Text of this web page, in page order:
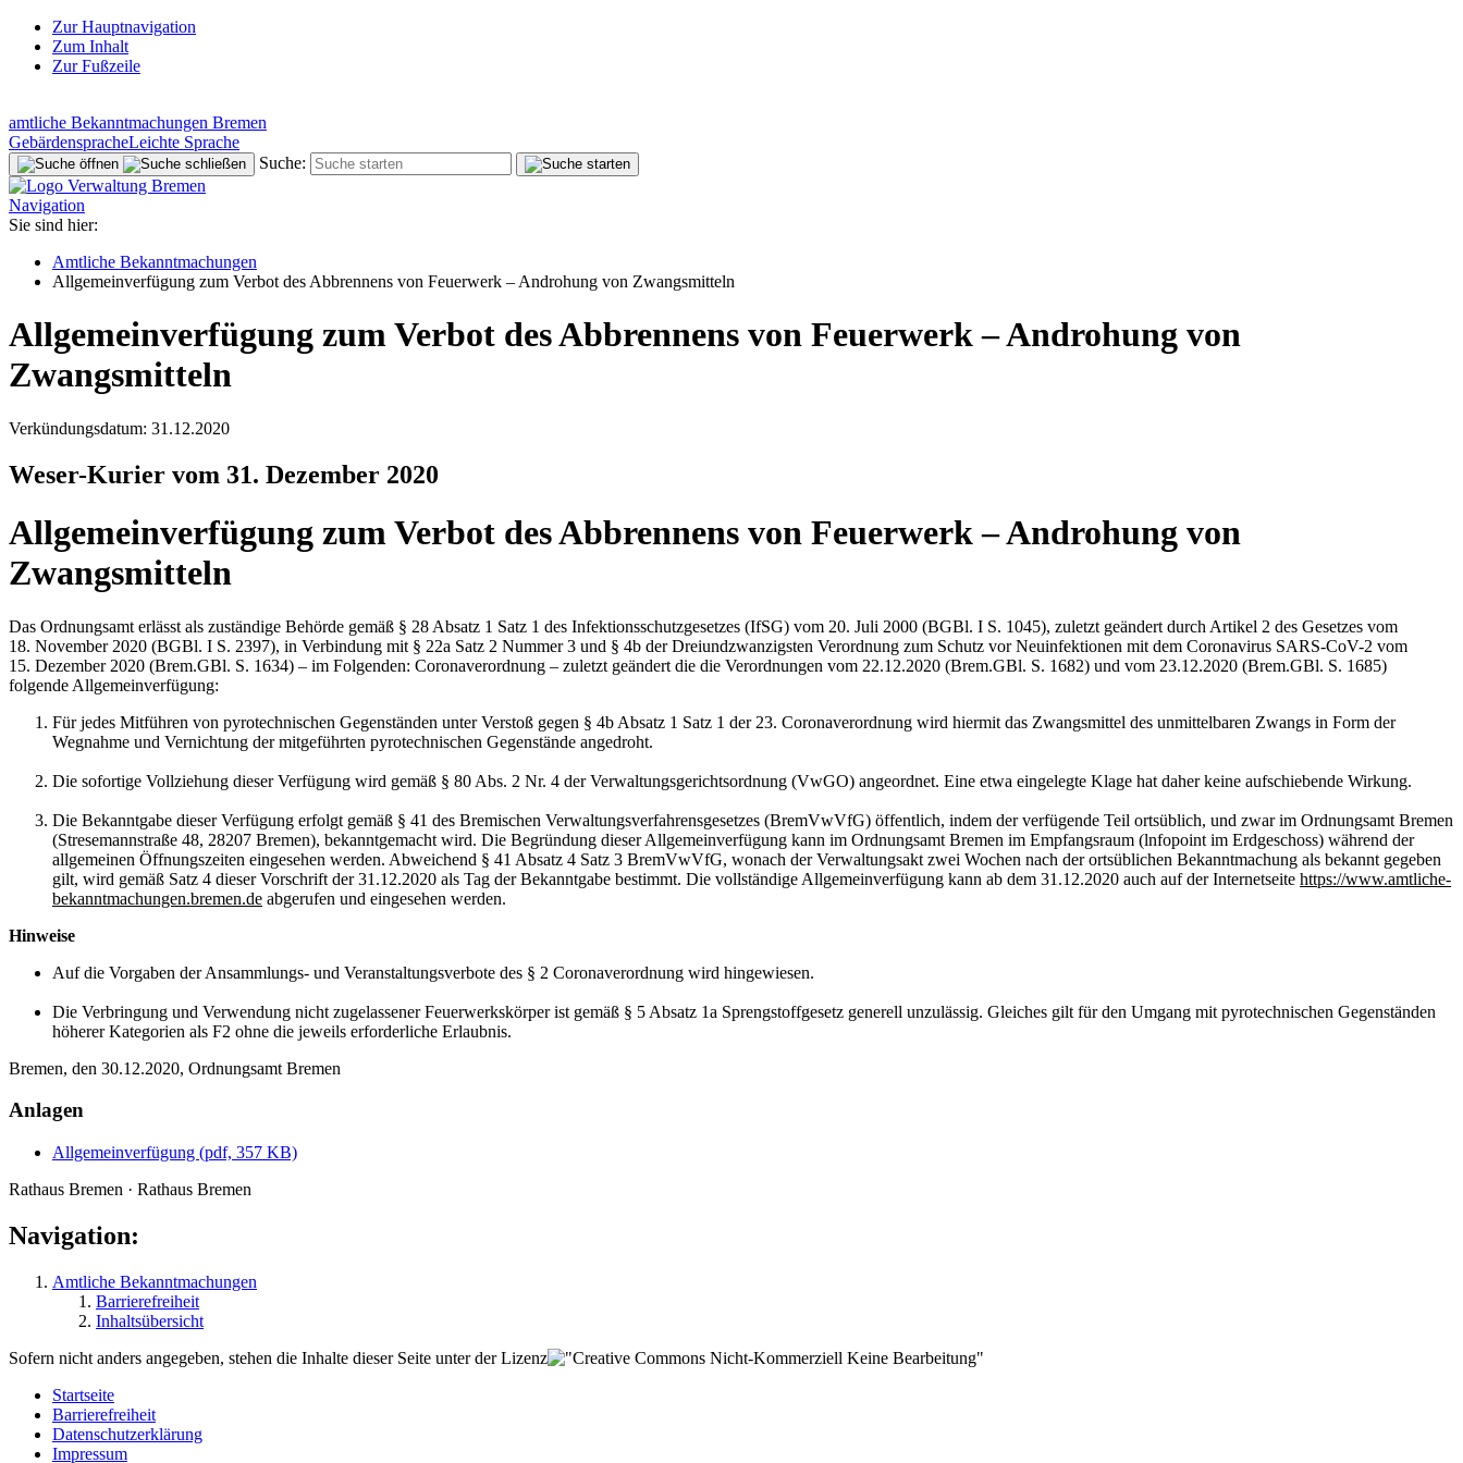
Zur Hauptnavigation
Zum Inhalt
Zur Fußzeile
amtliche Bekanntmachungen Bremen
GebärdenspracheLeichte Sprache
Suche:
Navigation
Sie sind hier:
Amtliche Bekanntmachungen
Allgemeinverfügung zum Verbot des Abbrennens von Feuerwerk – Androhung von Zwangsmitteln
Allgemeinverfügung zum Verbot des Abbrennens von Feuerwerk – Androhung von
Zwangsmitteln
Verkündungsdatum: 31.12.2020
Weser-Kurier vom 31. Dezember 2020
Allgemeinverfügung zum Verbot des Abbrennens von Feuerwerk – Androhung von
Zwangsmitteln
Das Ordnungsamt erlässt als zuständige Behörde gemäß § 28 Absatz 1 Satz 1 des Infektionsschutzgesetzes (IfSG) vom 20. Juli 2000 (BGBl. I S. 1045), zuletzt geändert durch Artikel 2 des Gesetzes vom
18. November 2020 (BGBl. I S. 2397), in Verbindung mit § 22a Satz 2 Nummer 3 und § 4b der Dreiundzwanzigsten Verordnung zum Schutz vor Neuinfektionen mit dem Coronavirus SARS-CoV-2 vom
15. Dezember 2020 (Brem.GBl. S. 1634) – im Folgenden: Coronaverordnung – zuletzt geändert die die Verordnungen vom 22.12.2020 (Brem.GBl. S. 1682) und vom 23.12.2020 (Brem.GBl. S. 1685)
folgende Allgemeinverfügung:
Für jedes Mitführen von pyrotechnischen Gegenständen unter Verstoß gegen § 4b Absatz 1 Satz 1 der 23. Coronaverordnung wird hiermit das Zwangsmittel des unmittelbaren Zwangs in Form der
Wegnahme und Vernichtung der mitgeführten pyrotechnischen Gegenstände angedroht.
Die sofortige Vollziehung dieser Verfügung wird gemäß § 80 Abs. 2 Nr. 4 der Verwaltungsgerichtsordnung (VwGO) angeordnet. Eine etwa eingelegte Klage hat daher keine aufschiebende Wirkung.
Die Bekanntgabe dieser Verfügung erfolgt gemäß § 41 des Bremischen Verwaltungsverfahrensgesetzes (BremVwVfG) öffentlich, indem der verfügende Teil ortsüblich, und zwar im Ordnungsamt Bremen
(Stresemannstraße 48, 28207 Bremen), bekanntgemacht wird. Die Begründung dieser Allgemeinverfügung kann im Ordnungsamt Bremen im Empfangsraum (lnfopoint im Erdgeschoss) während der
allgemeinen Öffnungszeiten eingesehen werden. Abweichend § 41 Absatz 4 Satz 3 BremVwVfG, wonach der Verwaltungsakt zwei Wochen nach der ortsüblichen Bekanntmachung als bekannt gegeben
gilt, wird gemäß Satz 4 dieser Vorschrift der 31.12.2020 als Tag der Bekanntgabe bestimmt. Die vollständige Allgemeinverfügung kann ab dem 31.12.2020 auch auf der Internetseite https://www.amtliche-
bekanntmachungen.bremen.de abgerufen und eingesehen werden.
Hinweise
Auf die Vorgaben der Ansammlungs- und Veranstaltungsverbote des § 2 Coronaverordnung wird hingewiesen.
Die Verbringung und Verwendung nicht zugelassener Feuerwerkskörper ist gemäß § 5 Absatz 1a Sprengstoffgesetz generell unzulässig. Gleiches gilt für den Umgang mit pyrotechnischen Gegenständen
höherer Kategorien als F2 ohne die jeweils erforderliche Erlaubnis.
Bremen, den 30.12.2020, Ordnungsamt Bremen
Anlagen
Allgemeinverfügung (pdf, 357 KB)
Rathaus Bremen · Rathaus Bremen
Navigation:
Amtliche Bekanntmachungen
Barrierefreiheit
Inhaltsübersicht
Sofern nicht anders angegeben, stehen die Inhalte dieser Seite unter der Lizenz
Startseite
Barrierefreiheit
Datenschutzerklärung
Impressum